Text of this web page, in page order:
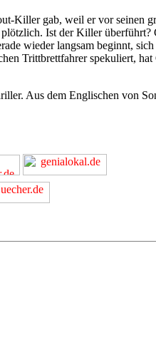
Killer gab, weil er vor seinen
Ist der Killer
wieder langsam beginnt,
Trittbrettfahrer spekuliert,
Aus dem Englischen von